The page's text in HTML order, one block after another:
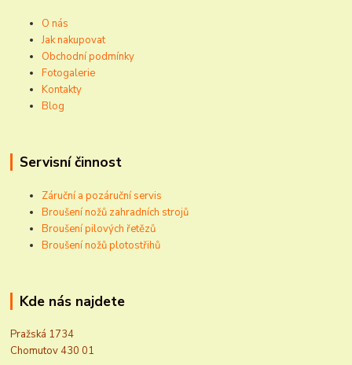
O nás
Jak nakupovat
Obchodní podmínky
Fotogalerie
Kontakty
Blog
Servisní činnost
Záruční a pozáruční servis
Broušení nožů zahradních strojů
Broušení pilových řetězů
Broušení nožů plotostřihů
Kde nás najdete
Pražská 1734
Chomutov 430 01